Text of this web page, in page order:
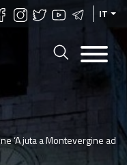
IT
‘A juta a Montevergine ad